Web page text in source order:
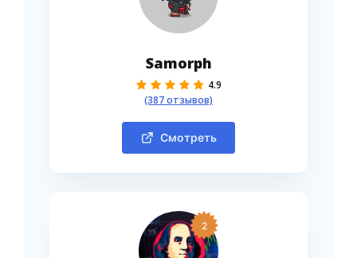
Samorph
4.9
(387 отзывов)
Смотреть
2